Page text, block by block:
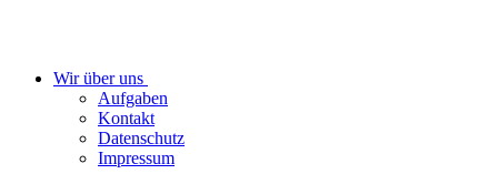
Wir über uns
Aufgaben
Kontakt
Datenschutz
Impressum